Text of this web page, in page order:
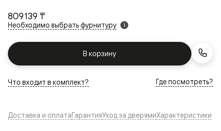
809 139 ₸
Необходимо выбрать фурнитуру i
В корзину
Что входит в комплект? Где посмотреть?
Доставка и оплатаГарантияУход за дверямиХарактеристики